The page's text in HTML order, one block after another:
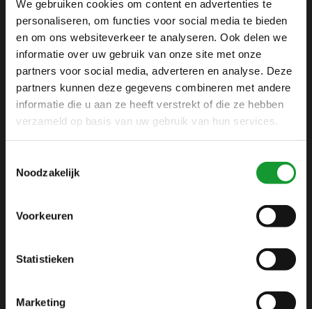
We gebruiken cookies om content en advertenties te
personaliseren, om functies voor social media te bieden
en om ons websiteverkeer te analyseren. Ook delen we
informatie over uw gebruik van onze site met onze
partners voor social media, adverteren en analyse. Deze
partners kunnen deze gegevens combineren met andere
informatie die u aan ze heeft verstrekt of die ze hebben
verzameld op basis van uw gebruik van hun services.
Noodzakelijk
Voorkeuren
Statistieken
Marketing
Zijlijnstraat 24
1433 DC
+31 6 42 52 32 80
+31 6 42 52 32 80